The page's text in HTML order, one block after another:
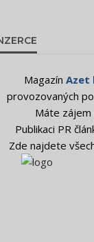
Magazín Azet
provozovaných
Máte zájem
Publikaci PR
Zde najdete